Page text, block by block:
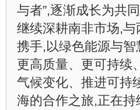
与者”,逐渐成长为共
继续深耕南非市场,
携手,以绿色能源与
更高质量、更可持续
气候变化、推进可持
海的合作之旅,正在